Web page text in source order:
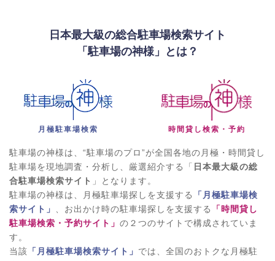
日本最大級の総合駐車場検索サイト
「駐車場の神様」とは？
月極駐車場検索 時間貸し検索・予約
駐車場の神様は、“駐車場のプロ”が全国各地の月極・時間貸し
駐車場を現地調査・分析し、厳選紹介する「 日本最大級の総
合駐車場検索サイト 」となります。
駐車場の神様は、月極駐車場探しを支援する
「月極駐車場検
索サイト」
、お出かけ時の駐車場探しを支援する
「時間貸し
駐車場検索・予約サイト」 の２つのサイトで構成されていま
す。
当該 「月極駐車場検索サイト」 では、全国のおトクな月極駐